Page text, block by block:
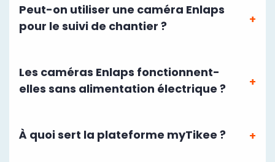
Peut-on utiliser une caméra Enlaps
pour le suivi de chantier ?
Les caméras Enlaps fonctionnent-
elles sans alimentation électrique ?
À quoi sert la plateforme myTikee ?